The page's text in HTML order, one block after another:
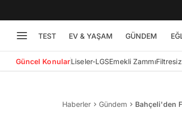
TEST EV & YAŞAM GÜNDEM
Güncel KonularLiseler-LGSEmekli Zammı
Haberler Gündem Bahçeli'den